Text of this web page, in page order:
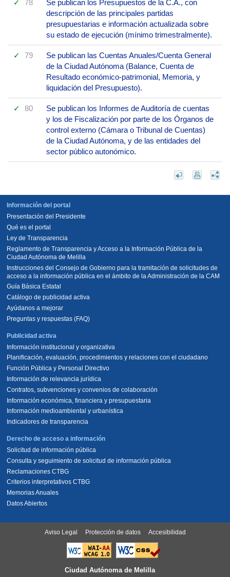
78
Se publican los Presupuestos de la C.A., con
descripción de las principales partidas
presupuestarias e información actualizada sobre
su estado de ejecución (mínimo trimestralmente).
79
Se publican las Cuentas Anuales/Cuenta General
de la Ciudad Autónoma (Balance, Cuenta de
Resultado económico-patrimonial, Memoria, y
liquidación del Presupuesto).
80
Se publican los Informes de Auditoría de cuentas
y los de Fiscalización por parte de los Órganos de
control externo (Cámara o Tribunal de Cuentas)
de la Ciudad Autónoma, y de las entidades del
sector público autonómico.
Información del portal
Presentación del Presidente
Qué es el portal
Ley de Transparencia
Reglamento de Transparencia y Acceso a la Información Pública de la
Ciudad Autónoma de Melilla
Instrucciones del Consejo de Gobierno para la tramitación de solicitudes de
acceso a la información pública en el ámbito de la Administración de la CAM
Guía Básica Estatal
Catálogo de publicidad activa
Ayúdanos a mejorar
Preguntas y respuestas (FAQ)
Publicidad activa
Información institucional y organizativa
Planificación, evaluación, procedimientos y relaciones con el ciudadano
Función Pública y Personal Directivo
Información de relevancia jurídica
Contratos, subvenciones y convenios de colaboración
Información económica, financiera y presupuestaria
Información medioambiental y urbanística
Indicadores de transparencia
Derecho de acceso a información
Solicitud de información pública
Consulta y seguimiento de solicitud de información pública
Reclamaciones CTBG
Criterios interpretativos CTBG
Memorias Anuales
Datos Abiertos
Aviso Legal Protección de datos Accesibilidad
Ciudad Autónoma de Melilla